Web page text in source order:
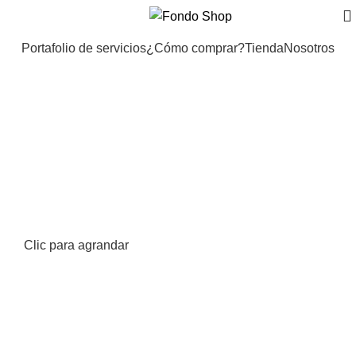
Portafolio de servicios¿Cómo comprar?TiendaNosotros
Clic para agrandar